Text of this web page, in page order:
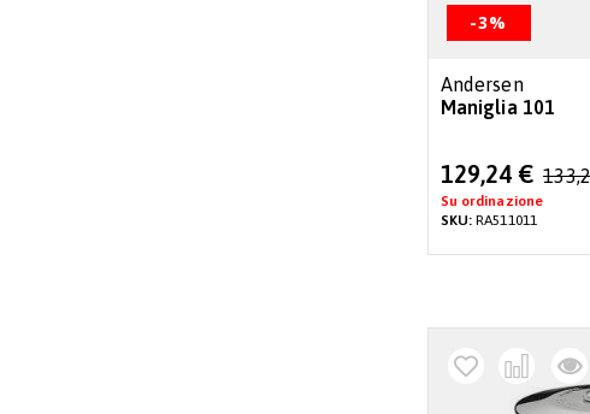
-3%
Andersen
Maniglia 101
Special
Price
129,24 €
Su ordinazione
SKU:RA511011